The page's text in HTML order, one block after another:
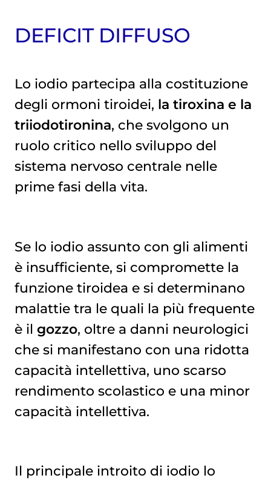
DEFICIT DIFFUSO
Lo iodio partecipa alla costituzione
degli ormoni tiroidei, la tiroxina e la
triiodotironina, che svolgono un
ruolo critico nello sviluppo del
sistema nervoso centrale nelle
prime fasi della vita.
Se lo iodio assunto con gli alimenti
è insufficiente, si compromette la
funzione tiroidea e si determinano
malattie tra le quali la più frequente
è il gozzo, oltre a danni neurologici
che si manifestano con una ridotta
capacità intellettiva, uno scarso
rendimento scolastico e una minor
capacità intellettiva.
Il principale introito di iodio lo